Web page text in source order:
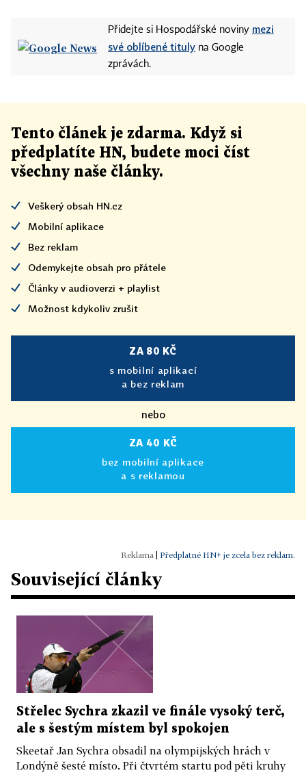
Přidejte si Hospodářské noviny mezi
své oblíbené tituly na Google
zprávách.
Tento článek je zdarma. Když si
předplatíte HN, budete moci číst
všechny naše články.
Veškerý obsah HN.cz
Mobilní aplikace
Bez reklam
Odemykejte obsah pro přátele
Články v audioverzi + playlist
Možnost kdykoliv zrušit
ZA 80 KČ
s mobilní aplikací
a bez reklam
nebo
ZA 40 KČ
bez mobilní aplikace
a s reklamou
Předplatné HN+ je zcela bez reklam.
Související články
Střelec Sychra zkazil ve finále vysoký terč,
ale s šestým místem byl spokojen
Skeetař Jan Sychra obsadil na olympijských hrách v
Londýně šesté místo. Při čtvrtém startu pod pěti kruhy